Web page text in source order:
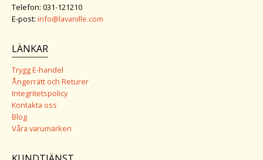
Telefon: 031-121210
E-post: info@lavanille.com
LÄNKAR
Trygg E-handel
Ångerrätt och Returer
Integritetspolicy
Kontakta oss
Blog
Våra varumärken